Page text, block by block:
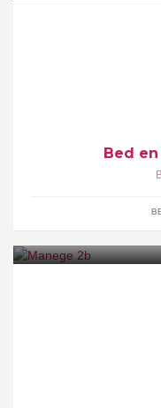
Bed